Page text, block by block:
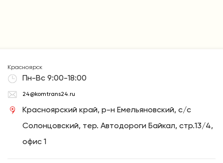
Красноярск
Пн-Вс 9:00-18:00
24@komtrans24.ru
Красноярский край, р-н Емельяновский, с/с
Солонцовский, тер. Автодороги Байкал, стр.13/4,
офис 1